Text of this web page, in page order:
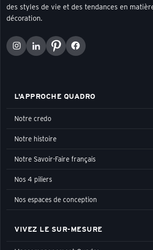
des styles de vie et des tendances en
décoration.
L'APPROCHE QUADRO
Notre credo
Notre histoire
Notre Savoir-Faire français
Nos 4 piliers
Nos espaces de conception
VIVEZ LE SUR-MESURE